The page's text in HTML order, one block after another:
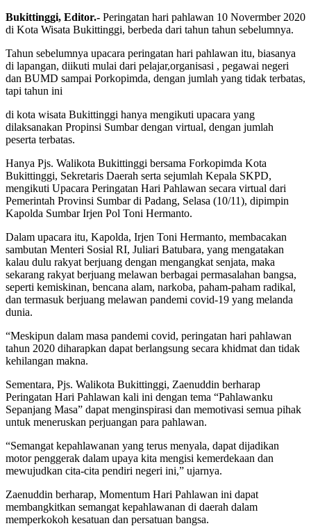
Bukittinggi, Editor.- Peringatan hari pahlawan 10 Novermber 2020
di Kota Wisata Bukittinggi, berbeda dari tahun tahun sebelumnya.
Tahun sebelumnya upacara peringatan hari pahlawan itu, biasanya
di lapangan, diikuti mulai dari pelajar,organisasi , pegawai negeri
dan BUMD sampai Porkopimda, dengan jumlah yang tidak terbatas,
tapi tahun ini
di kota wisata Bukittinggi hanya mengikuti upacara yang
dilaksanakan Propinsi Sumbar dengan virtual, dengan jumlah
peserta terbatas.
Hanya Pjs. Walikota Bukittinggi bersama Forkopimda Kota
Bukittinggi, Sekretaris Daerah serta sejumlah Kepala SKPD,
mengikuti Upacara Peringatan Hari Pahlawan secara virtual dari
Pemerintah Provinsi Sumbar di Padang, Selasa (10/11), dipimpin
Kapolda Sumbar Irjen Pol Toni Hermanto.
Dalam upacara itu, Kapolda, Irjen Toni Hermanto, membacakan
sambutan Menteri Sosial RI, Juliari Batubara, yang mengatakan
kalau dulu rakyat berjuang dengan mengangkat senjata, maka
sekarang rakyat berjuang melawan berbagai permasalahan bangsa,
seperti kemiskinan, bencana alam, narkoba, paham-paham radikal,
dan termasuk berjuang melawan pandemi covid-19 yang melanda
dunia.
“Meskipun dalam masa pandemi covid, peringatan hari pahlawan
tahun 2020 diharapkan dapat berlangsung secara khidmat dan tidak
kehilangan makna.
Sementara, Pjs. Walikota Bukittinggi, Zaenuddin berharap
Peringatan Hari Pahlawan kali ini dengan tema “Pahlawanku
Sepanjang Masa” dapat menginspirasi dan memotivasi semua pihak
untuk meneruskan perjuangan para pahlawan.
“Semangat kepahlawanan yang terus menyala, dapat dijadikan
motor penggerak dalam upaya kita mengisi kemerdekaan dan
mewujudkan cita-cita pendiri negeri ini,” ujarnya.
Zaenuddin berharap, Momentum Hari Pahlawan ini dapat
membangkitkan semangat kepahlawanan di daerah dalam
memperkokoh kesatuan dan persatuan bangsa.